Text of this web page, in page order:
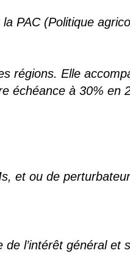
PAC (Politique
régions. Elle
échéance à 30% en
et ou de
l’intérêt général et